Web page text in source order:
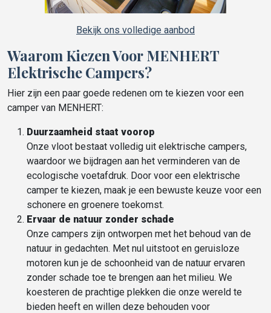
Bekijk ons volledige aanbod
Waarom Kiezen Voor MENHERT
Elektrische Campers?
Hier zijn een paar goede redenen om te kiezen voor een
camper van MENHERT:
Duurzaamheid staat voorop
Onze vloot bestaat volledig uit elektrische campers,
waardoor we bijdragen aan het verminderen van de
ecologische voetafdruk. Door voor een elektrische
camper te kiezen, maak je een bewuste keuze voor een
schonere en groenere toekomst.
Ervaar de natuur zonder schade
Onze campers zijn ontworpen met het behoud van de
natuur in gedachten. Met nul uitstoot en geruisloze
motoren kun je de schoonheid van de natuur ervaren
zonder schade toe te brengen aan het milieu. We
koesteren de prachtige plekken die onze wereld te
bieden heeft en willen deze behouden voor